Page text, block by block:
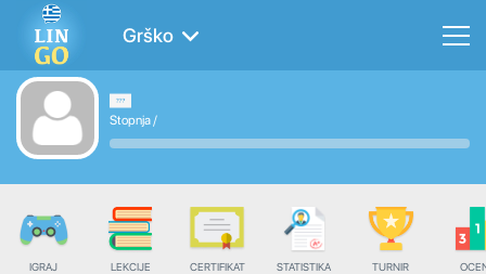
Grško
Stopnja/
IGRAJ LEKCIJE CERTIFIKAT STATISTIKA TURNIR